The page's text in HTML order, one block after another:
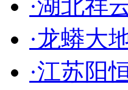
·湖北祥
·龙蟒大
·江苏阳